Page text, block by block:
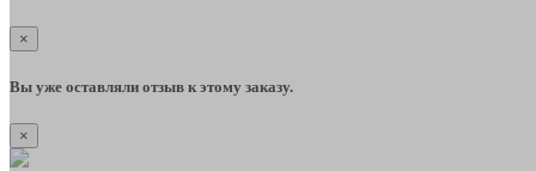
×
Вы уже оставляли отзыв к этому заказу.
×